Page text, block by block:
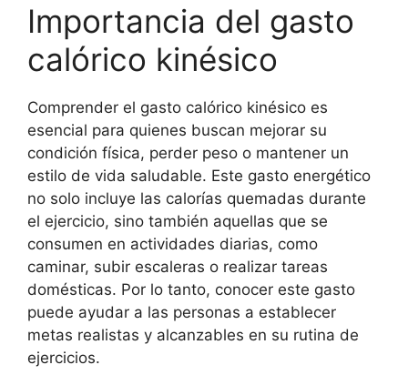
Importancia del gasto
calórico kinésico
Comprender el gasto calórico kinésico es
esencial para quienes buscan mejorar su
condición física, perder peso o mantener un
estilo de vida saludable. Este gasto energético
no solo incluye las calorías quemadas durante
el ejercicio, sino también aquellas que se
consumen en actividades diarias, como
caminar, subir escaleras o realizar tareas
domésticas. Por lo tanto, conocer este gasto
puede ayudar a las personas a establecer
metas realistas y alcanzables en su rutina de
ejercicios.